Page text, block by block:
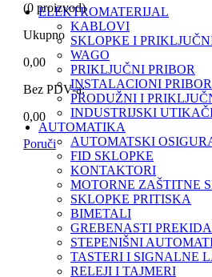
(0 proizvod)
Ukupno
0,00
Bez PDV-a:
0,00
Poruči
ELEKTROMATERIJAL
KABLOVI
SKLOPKE I
WAGO
PRIKLJUČNI PRIBOR
INSTALACIONI PRIBOR
PRODUŽNI I
INDUSTRIJSKI
AUTOMATIKA
AUTOMATSKI
FID SKLOPKE
KONTAKTORI
MOTORNE ZAŠTITNE
SKLOPKE PRITISKA
BIMETALI
GREBENASTI
STEPENIŠNI
TASTERI I SIGNALNE
RELEJI I TAJMERI